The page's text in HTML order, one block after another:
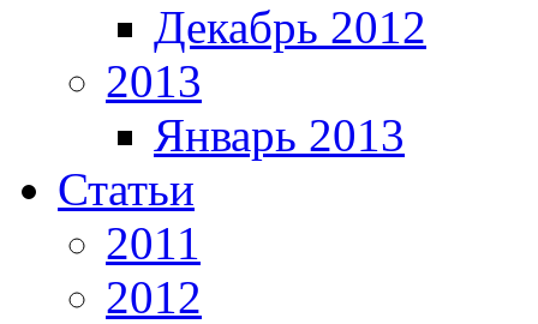
Декабрь 2012
2013
Январь 2013
Статьи
2011
2012